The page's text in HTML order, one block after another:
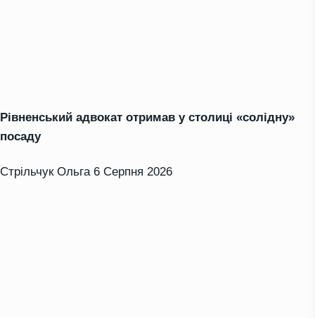
Рівненський адвокат отримав у столиці «солідну»
посаду
Стрільчук Ольга 6 Серпня 2026